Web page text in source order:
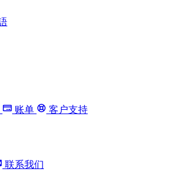
账单 客户支持
联系我们